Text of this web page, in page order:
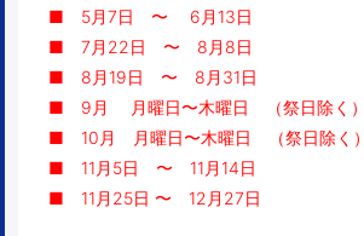
■ 5月7日 〜 6月13日
■ 7月22日 〜 8月8日
■ 8月19日 〜 8月31日
■ 9月 月曜日〜木曜日 （祭日除く）
■ 10月 月曜日〜木曜日 （祭日除く）
■ 11月5日 〜 11月14日
■ 11月25日 〜 12月27日